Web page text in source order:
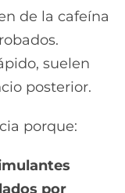
de la cafeína
suelen
posterior.
porque:
por